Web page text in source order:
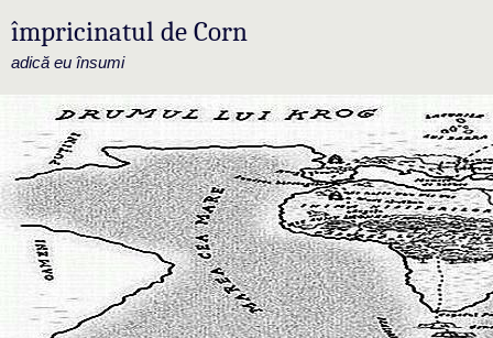
împricinatul de Corn
adică eu însumi